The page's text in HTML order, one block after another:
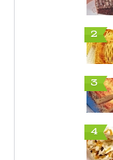
2
3
4